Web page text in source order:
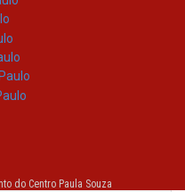
do Centro Paula Souza